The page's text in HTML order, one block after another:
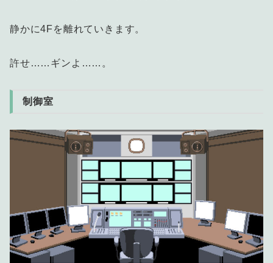
静かに4Fを離れていきます。
許せ……ギンよ……。
制御室